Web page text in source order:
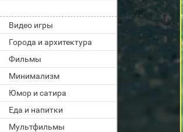
Видео игры
Города и архитектура
Фильмы
Минимализм
Юмор и сатира
Еда и напитки
Мультфильмы